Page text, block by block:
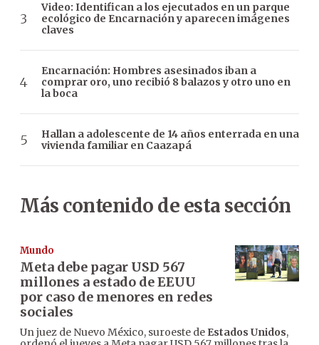
Video: Identifican a los ejecutados en un parque
ecológico de Encarnación y aparecen imágenes
claves
Encarnación: Hombres asesinados iban a
comprar oro, uno recibió 8 balazos y otro uno en
la boca
Hallan a adolescente de 14 años enterrada en una
vivienda familiar en Caazapá
Más contenido de esta sección
Mundo
Meta debe pagar USD 567
millones a estado de EEUU
por caso de menores en redes
sociales
Un juez de Nuevo México, suroeste de Estados Unidos,